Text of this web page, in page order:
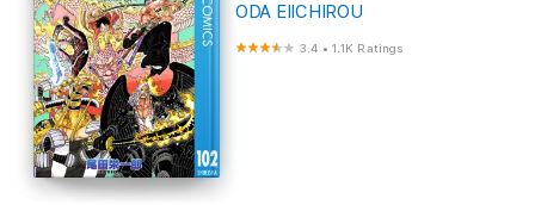
ODA EIICHIROU
3.4 •1.1K Ratings